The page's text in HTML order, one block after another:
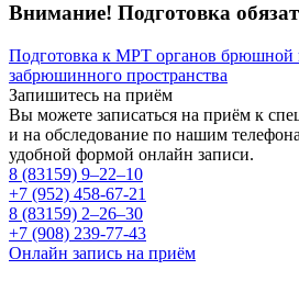
Внимание! Подготовка
Подготовка к МРТ органов брюшной
забрюшинного пространства
Запишитесь на приём
Вы можете записаться на приём к
и на обследование по нашим
удобной формой онлайн записи.
8 (83159) 9–22–10
+7 (952) 458-67-21
8 (83159) 2–26–30
+7 (908) 239-77-43
Онлайн запись на приём